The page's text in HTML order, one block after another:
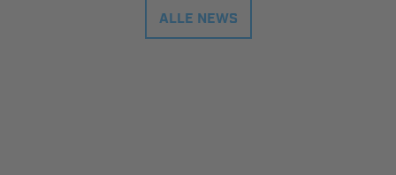
ALLE NEWS